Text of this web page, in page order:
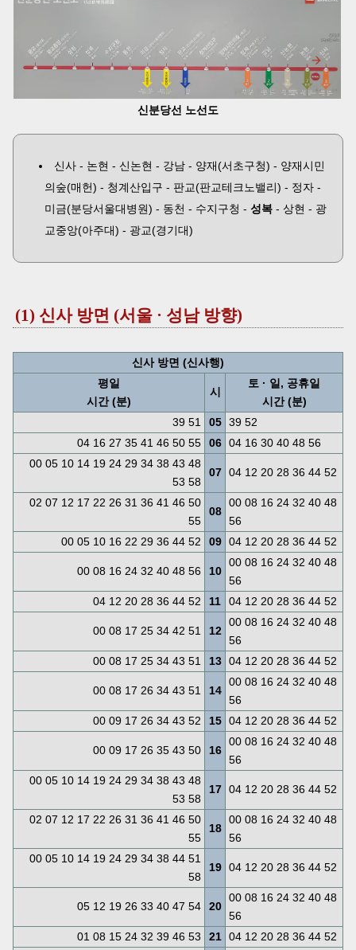
신분당선 노선도
신사 - 논현 - 신논현 - 강남 - 양재(서초구청) - 양재시민
의숲(매헌) - 청계산입구 - 판교(판교테크노밸리) - 정자 -
미금(분당서울대병원) - 동천 - 수지구청 - 성복 - 상현 - 광
교중앙(아주대) - 광교(경기대)
(1) 신사 방면 (서울 · 성남 방향)
신사 방면 (신사행)
평일
시간 (분)
시
토 · 일, 공휴일
시간 (분)
39 51
05
39 52
04 16 27 35 41 46 50 55
06
04 16 30 40 48 56
00 05 10 14 19 24 29 34 38 43 48
53 58
07 04 12 20 28 36 44 52
02 07 12 17 22 26 31 36 41 46 50
55
08
00 08 16 24 32 40 48
56
00 05 10 16 22 29 36 44 52
09 04 12 20 28 36 44 52
00 08 16 24 32 40 48 56 10
00 08 16 24 32 40 48
56
04 12 20 28 36 44 52
11 04 12 20 28 36 44 52
00 08 17 25 34 42 51 12
00 08 16 24 32 40 48
56
00 08 17 25 34 43 51
13 04 12 20 28 36 44 52
00 08 17 26 34 43 51 14
00 08 16 24 32 40 48
56
00 09 17 26 34 43 52
15 04 12 20 28 36 44 52
00 09 17 26 35 43 50 16
00 08 16 24 32 40 48
56
00 05 10 14 19 24 29 34 38 43 48
53 58
17 04 12 20 28 36 44 52
02 07 12 17 22 26 31 36 41 46 50
55
18
00 08 16 24 32 40 48
56
00 05 10 14 19 24 29 34 38 44 51
58
19 04 12 20 28 36 44 52
05 12 19 26 33 40 47 54 20
00 08 16 24 32 40 48
56
01 08 15 24 32 39 46 53
21 04 12 20 28 36 44 52